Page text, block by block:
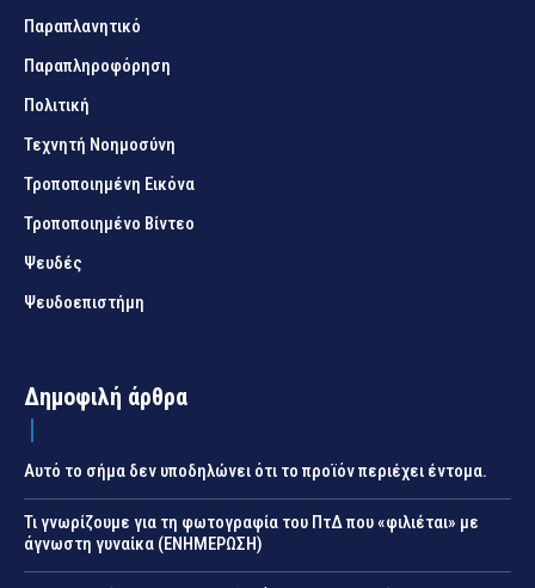
Παραπλανητικό
Παραπληροφόρηση
Πολιτική
Τεχνητή Νοημοσύνη
Τροποποιημένη Εικόνα
Τροποποιημένο Βίντεο
Ψευδές
Ψευδοεπιστήμη
Δημοφιλή άρθρα
Αυτό το σήμα δεν υποδηλώνει ότι το προϊόν περιέχει έντομα.
Τι γνωρίζουμε για τη φωτογραφία του ΠτΔ που «φιλιέται» με
άγνωστη γυναίκα (ΕΝΗΜΕΡΩΣΗ)